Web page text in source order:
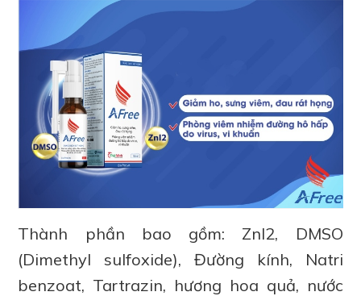
Thành phần bao gồm: ZnI2, DMSO
(Dimethyl sulfoxide), Đường kính, Natri
benzoat, Tartrazin, hương hoa quả, nước